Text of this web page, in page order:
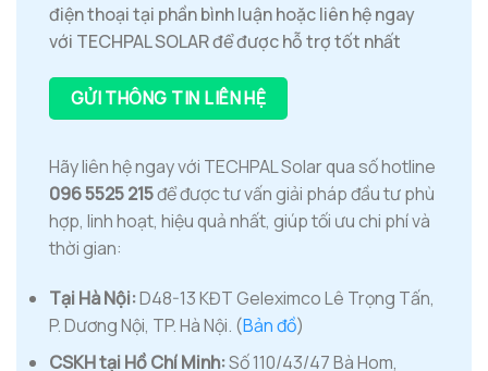
điện thoại tại phần bình luận hoặc liên hệ ngay
với TECHPAL SOLAR để được hỗ trợ tốt nhất
GỬI THÔNG TIN LIÊN HỆ
Hãy liên hệ ngay với TECHPAL Solar qua số hotline
096 5525 215để được tư vấn giải pháp đầu tư phù
hợp, linh hoạt, hiệu quả nhất, giúp tối ưu chi phí và
thời gian:
Tại Hà Nội:D48-13 KĐT Geleximco Lê Trọng Tấn,
P. Dương Nội, TP. Hà Nội. (Bản đồ)
CSKH tại Hồ Chí Minh:Số 110/43/47 Bà Hom,